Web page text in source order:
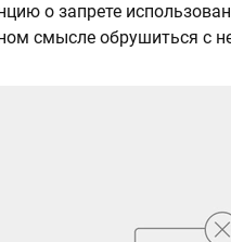
о запрете
смысле обрушиться с